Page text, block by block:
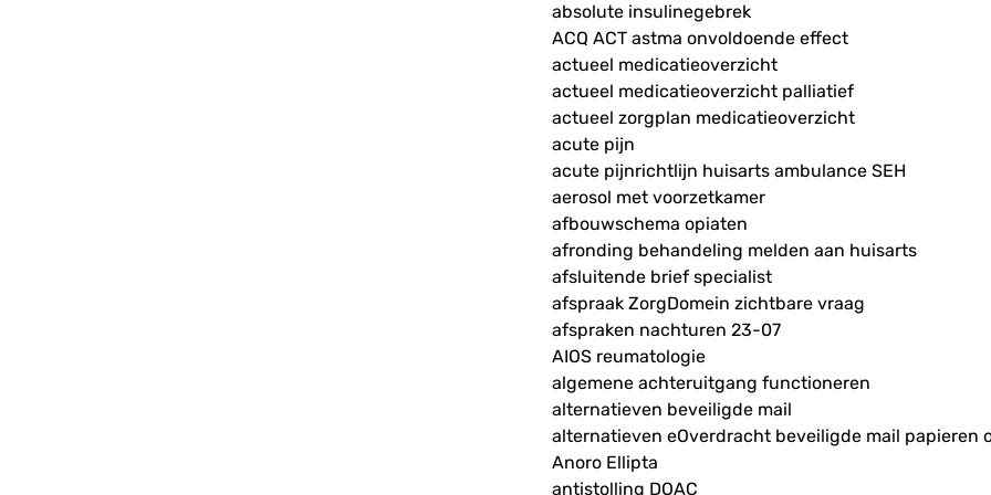
absolute insulinegebrek
ACQ ACT astma onvoldoende effect
actueel medicatieoverzicht
actueel medicatieoverzicht palliatief
actueel zorgplan medicatieoverzicht
acute pijn
acute pijnrichtlijn huisarts ambulance SEH
aerosol met voorzetkamer
afbouwschema opiaten
afronding behandeling melden aan huisarts
afsluitende brief specialist
afspraak ZorgDomein zichtbare vraag
afspraken nachturen 23-07
AIOS reumatologie
algemene achteruitgang functioneren
alternatieven beveiligde mail
alternatieven eOverdracht beveiligde mail papieren
Anoro Ellipta
antistolling DOAC